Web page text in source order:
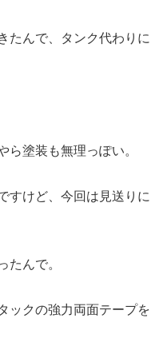
たんで、タンク代わりに
ら塗装も無理っぽい。
すけど、今回は見送りに
たんで。
ックの強力両面テープを